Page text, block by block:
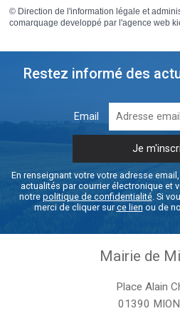
© Direction de l'information légale et
comarquage developpé par l'agence web
Restez informé des
Email
En renseignant votre votre adresse
actualités par courrier électronique et
notre politique de confidentialité. Si
merci de cliquer surce lien ou de
Mairie de
Place Alain
01390